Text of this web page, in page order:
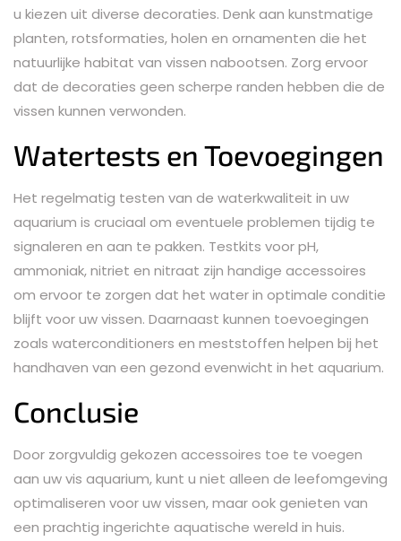
u kiezen uit diverse decoraties. Denk aan kunstmatige
planten, rotsformaties, holen en ornamenten die het
natuurlijke habitat van vissen nabootsen. Zorg ervoor
dat de decoraties geen scherpe randen hebben die de
vissen kunnen verwonden.
Watertests en Toevoegingen
Het regelmatig testen van de waterkwaliteit in uw
aquarium is cruciaal om eventuele problemen tijdig te
signaleren en aan te pakken. Testkits voor pH,
ammoniak, nitriet en nitraat zijn handige accessoires
om ervoor te zorgen dat het water in optimale conditie
blijft voor uw vissen. Daarnaast kunnen toevoegingen
zoals waterconditioners en meststoffen helpen bij het
handhaven van een gezond evenwicht in het aquarium.
Conclusie
Door zorgvuldig gekozen accessoires toe te voegen
aan uw vis aquarium, kunt u niet alleen de leefomgeving
optimaliseren voor uw vissen, maar ook genieten van
een prachtig ingerichte aquatische wereld in huis.